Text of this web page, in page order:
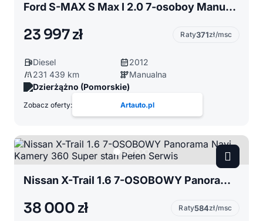
Ford S-MAX S Max I 2.0 7-osoboy Manual Convers Klima Panorama
23 997 zł Raty371zł/msc
Diesel
2012
231 439 km
Manualna
Dzierżążno (Pomorskie)
Zobacz oferty: Artauto.pl
Nissan X-Trail 1.6 7-OSOBOWY Panorama Navi Kamery 360 Super stan Pełen Serwis
38 000 zł Raty584zł/msc